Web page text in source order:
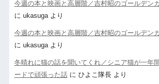
今週の本と映画と高層階／吉村昭のゴールデン
に ukasugaより
今週の本と映画と高層階／吉村昭のゴールデン
に ukasugaより
冬晴れに猫の話を聞いてくれ／シニア猫が一年
ードで頑張った話に ひよこ隊長より